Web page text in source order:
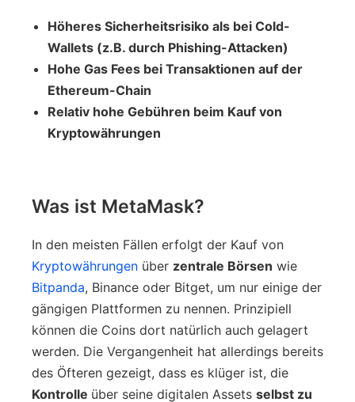
Höheres Sicherheitsrisiko als bei Cold-
Wallets (z.B. durch Phishing-Attacken)
Hohe Gas Fees bei Transaktionen auf der
Ethereum-Chain
Relativ hohe Gebühren beim Kauf von
Kryptowährungen
Was ist MetaMask?
In den meisten Fällen erfolgt der Kauf von
Kryptowährungen über zentrale Börsen wie
Bitpanda, Binance oder Bitget, um nur einige der
gängigen Plattformen zu nennen. Prinzipiell
können die Coins dort natürlich auch gelagert
werden. Die Vergangenheit hat allerdings bereits
des Öfteren gezeigt, dass es klüger ist, die
Kontrolle über seine digitalen Assets selbst zu